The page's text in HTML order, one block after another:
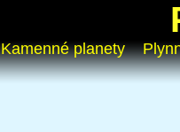
Kamenné planety